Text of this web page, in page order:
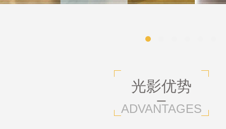
光影优势
ADVANTAGES